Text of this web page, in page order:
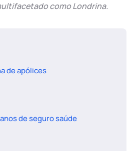
como Londrina.
de apólices
de seguro saúde